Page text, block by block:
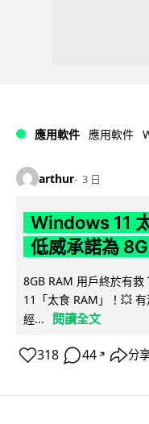
應用軟件 應用軟件
arthur 3 日
Windows 11
低威承諾為
8GB RAM 用戶終於有
11「太食 RAM」！💥
經...
閱讀全文
318 44 ↗ 分